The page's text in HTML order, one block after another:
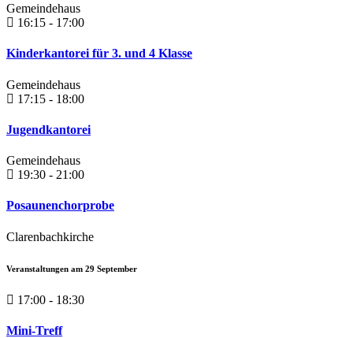
Gemeindehaus
16:15 - 17:00
Kinderkantorei für 3. und 4 Klasse
Gemeindehaus
17:15 - 18:00
Jugendkantorei
Gemeindehaus
19:30 - 21:00
Posaunenchorprobe
Clarenbachkirche
Veranstaltungen am 29 September
17:00 - 18:30
Mini-Treff